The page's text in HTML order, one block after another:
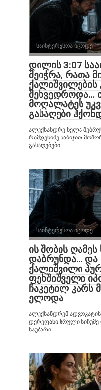
საინტერესოა იცოდე
დილის 3:07
შეიჭრა, რათა
ქალიშვილების
შეხვედროდა…
მოღალატეს
გასაღები
ალექსანდრე ნელა
რამდენიმე ნაბიჯით
გასაღებები
საინტერესოა იცოდე
ის შობის
დაბრუნდა… და
ქალიშვილი
ფეხშიშველი
ჩაკეტილ კარს
ელოდა
ალექსანდრემ ადვოკატის
დერეფანი სრული სიჩუმე
საუბარი.